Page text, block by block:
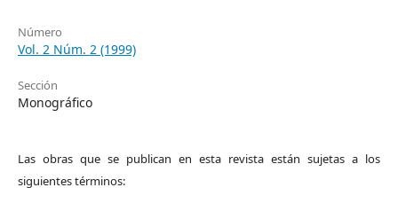
Número
Vol. 2 Núm. 2 (1999)
Sección
Monográfico
Las obras que se publican en esta revista están sujetas a los
siguientes términos: